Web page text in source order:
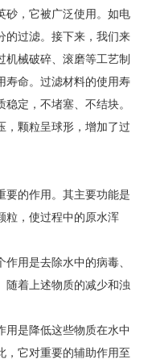
，它被广泛使用。如电
的过滤。接下来，我们来
机械破碎、滚磨等工艺制
寿命。过滤材料的使用寿
定，不堵塞、不结块。
，颗粒呈球形，增加了过
的作用。其主要功能是
粒，使过程中的原水浑
用是去除水中的病毒、
随着上述物质的减少和浊
是降低这些物质在水中
，它对重要的辅助作用至